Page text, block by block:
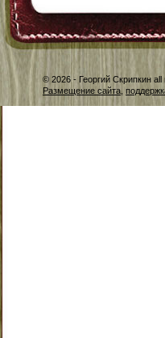
© 2026 - Георгий Скрипкин
Размещение сайта,